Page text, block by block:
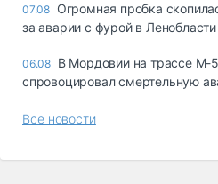
07.08 Огромная пробка
за аварии с фурой в Ленобласти
06.08 В Мордовии на трассе М-
спровоцировал смертельную
Все новости